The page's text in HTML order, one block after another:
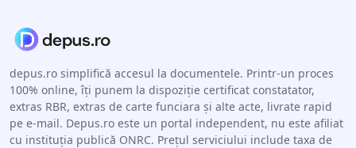
depus.ro simplifică accesul la documentele. Printr-un proces
100% online, îți punem la dispoziție certificat constatator,
extras RBR, extras de carte funciara și alte acte, livrate rapid
pe e-mail. Depus.ro este un portal independent, nu este afiliat
cu instituția publică ONRC. Prețul serviciului include taxa de